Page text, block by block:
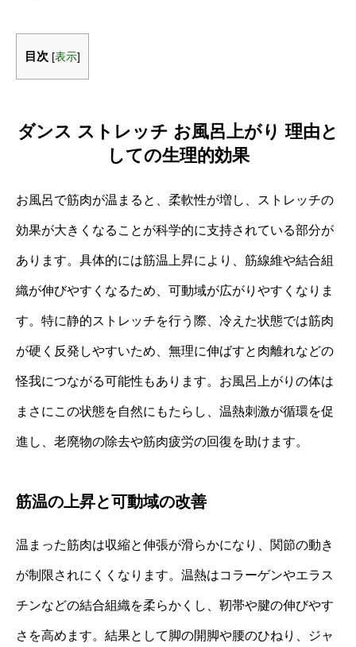
目次 [表示]
ダンス ストレッチ お風呂上がり 理由と
しての生理的効果
お風呂で筋肉が温まると、柔軟性が増し、ストレッチの
効果が大きくなることが科学的に支持されている部分が
あります。具体的には筋温上昇により、筋線維や結合組
織が伸びやすくなるため、可動域が広がりやすくなりま
す。特に静的ストレッチを行う際、冷えた状態では筋肉
が硬く反発しやすいため、無理に伸ばすと肉離れなどの
怪我につながる可能性もあります。お風呂上がりの体は
まさにこの状態を自然にもたらし、温熱刺激が循環を促
進し、老廃物の除去や筋肉疲労の回復を助けます。
筋温の上昇と可動域の改善
温まった筋肉は収縮と伸張が滑らかになり、関節の動き
が制限されにくくなります。温熱はコラーゲンやエラス
チンなどの結合組織を柔らかくし、靭帯や腱の伸びやす
さを高めます。結果として脚の開脚や腰のひねり、ジャ